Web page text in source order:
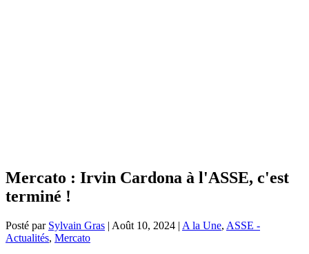
Mercato : Irvin Cardona à l'ASSE, c'est
terminé !
Posté par Sylvain Gras | Août 10, 2024 | A la Une, ASSE -
Actualités, Mercato